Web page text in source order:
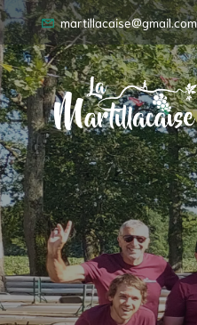
martillacaise@gmail.com